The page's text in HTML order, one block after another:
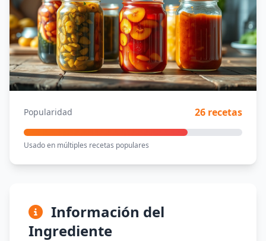
Popularidad 26 recetas
Usado en múltiples recetas populares
Información del
Ingrediente